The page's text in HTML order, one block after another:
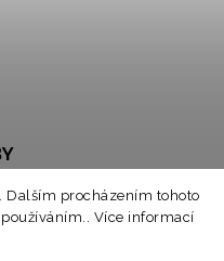
Dalším procházením tohoto
Více informací